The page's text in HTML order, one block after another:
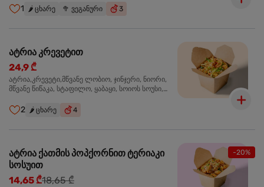
ნაზავი,მზესუმზირის ზეთი ,ბარდა
1 🌶️ ცხარე 🥦 ვეგანური 3
ატრია კრევეტით
24,9 ₾
ატრია,კრევეტი,მწვანე ლობიო, ჯინჯერი, ნიორი,
მწვანე წიწაკა, სტაფილო, ყაბაყი, სოიოს სოუსი,
მწვანე ხახვი, სეზამი, კრევეტები, სეზამის ზეთი,
2 🌶️ ცხარე 4
-20%
ატრია ქათმის პოპქორნით ტერიაკი
სოსუით
14,65 ₾18,65 ₾